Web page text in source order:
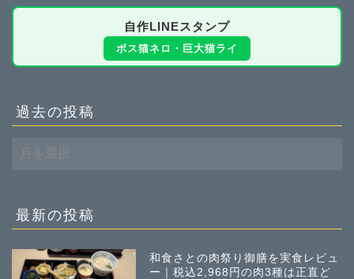
自作LINEスタンプ
ボス猫ネロ・巨大猫ライ
過去の投稿
去
稿
最新の投稿
和食さとの肉祭り御膳を実食レビュ
ー｜税込2,968円の肉3種は正直ど